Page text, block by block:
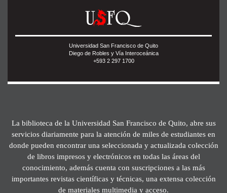
Universidad San Francisco de Quito
Diego de Robles y Vía Interoceánica
+593 2 297 1700
La biblioteca de la Universidad San Francisco de Quito, abre sus
servicios diariamente para la atención de miles de estudiantes en
donde pueden encontrar una seleccionada y actualizada colección
de libros impresos y electrónicos en todas las áreas del
conocimiento, además cuenta con suscripciones a las más
importantes revistas científicas y técnicas, una extensa colección
de materiales multimedia y acceso.